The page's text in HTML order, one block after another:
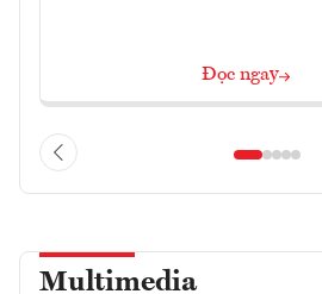
Đọc ngay
Multimedia